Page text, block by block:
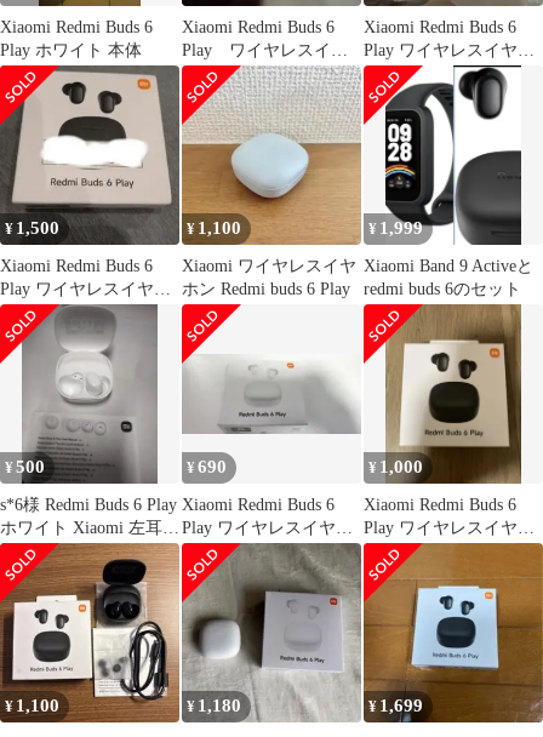
Xiaomi Redmi Buds 6
Play ホワイト 本体
Xiaomi Redmi Buds 6
Play ワイヤレスイヤ
ホン ケースのみ
Xiaomi Redmi Buds 6
Play ワイヤレスイヤホ
ン 本体
¥ 1,500
Xiaomi Redmi Buds 6
Play ワイヤレスイヤホ
ン ブラック
¥ 1,100
Xiaomi ワイヤレスイヤ
ホン Redmi buds 6 Play
¥ 1,999
Xiaomi Band 9 Activeと
redmi buds 6のセット
¥500
s*6様 Redmi Buds 6 Play
ホワイト Xiaomi 左耳欠
損
¥690
Xiaomi Redmi Buds 6
Play ワイヤレスイヤホ
ン
¥ 1,000
Xiaomi Redmi Buds 6
Play ワイヤレスイヤホ
ン ブラック
¥ 1,100 ¥ 1,180 ¥ 1,699